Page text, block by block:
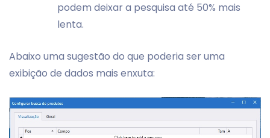
podem deixar a pesquisa até 50% mais
lenta.
Abaixo uma sugestão do que poderia ser uma
exibição de dados mais enxuta: